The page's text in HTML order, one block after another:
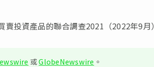
投資產品的聯合調查2021（2022年9月）
或GlobeNewswire 。